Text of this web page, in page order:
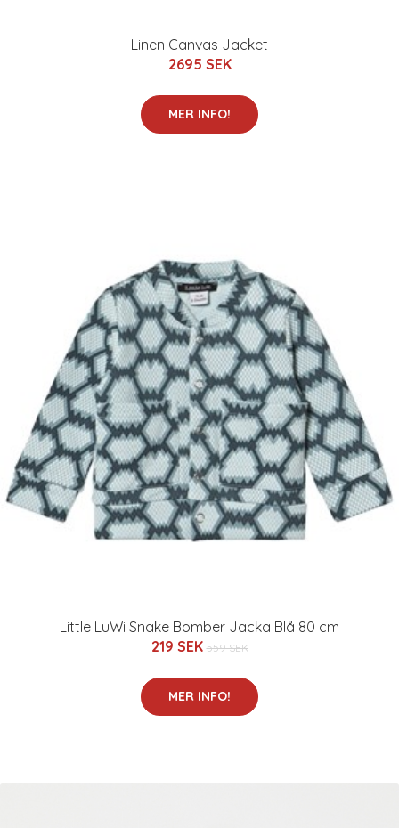
Linen Canvas Jacket
2695 SEK
MER INFO!
Little LuWi Snake Bomber Jacka Blå 80 cm
219 SEK 559 SEK
MER INFO!